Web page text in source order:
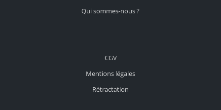
Qui sommes-nous ?
CGV
Mentions légales
Rétractation